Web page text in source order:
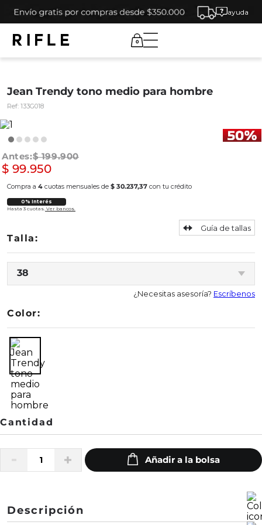
ayuda
0
Jean Trendy tono medio para hombre
Ref: 133G018
$ 199.900
$ 99.950
Compra a 4 cuotas mensuales de $ 30.237,37 con tu crédito
0% Interés
Hasta 3 cuotas. Ver bancos.
38
Guía de tallas
¿Necesitas asesoría? Escríbenos
Color:
Descripción